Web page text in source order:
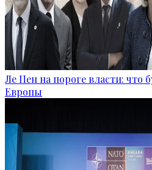
Ле Пен на пороге власти: что
Европы